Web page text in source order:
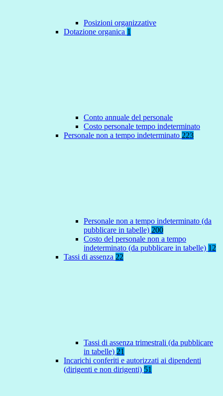
Posizioni organizzative
Dotazione organica 1
Conto annuale del personale
Costo personale tempo indeterminato
Personale non a tempo indeterminato 223
Personale non a tempo indeterminato (da
pubblicare in tabelle) 200
Costo del personale non a tempo
indeterminato (da pubblicare in tabelle) 12
Tassi di assenza 22
Tassi di assenza trimestrali (da pubblicare
in tabelle) 21
Incarichi conferiti e autorizzati ai dipendenti
(dirigenti e non dirigenti) 51